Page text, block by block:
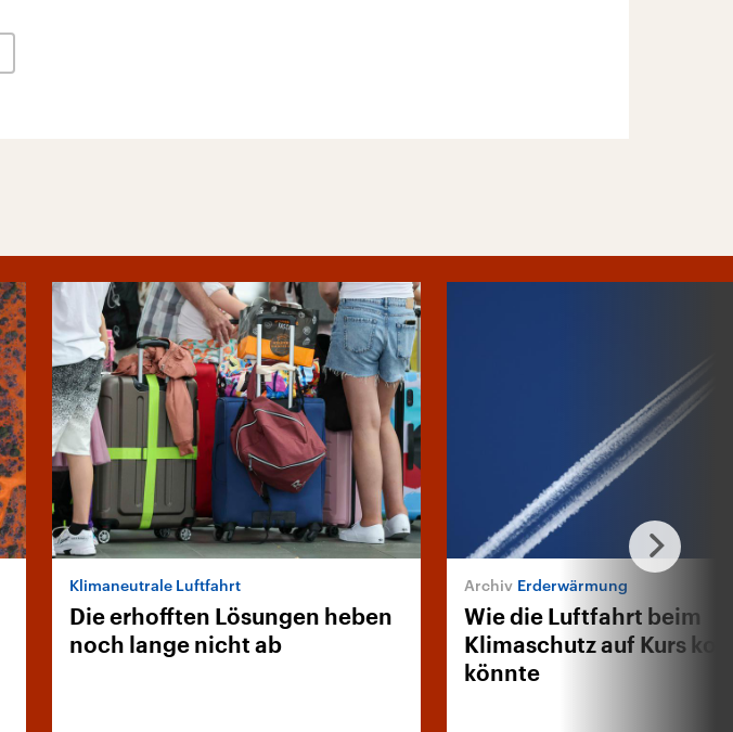
Klimaneutrale Luftfahrt
Die erhofften Lösungen heben
noch lange nicht ab
Erderwärmung
Wie die Luftfahrt beim
Klimaschutz auf Kurs
könnte